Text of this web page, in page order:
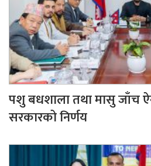
पशु बधशाला तथा मासु जाँच
सरकारको निर्णय